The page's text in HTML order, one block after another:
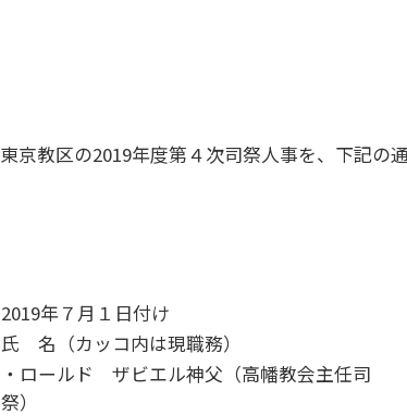
東京教区の2019年度第４次司祭人事を、下記の
2019年７月１日付け
氏 名（カッコ内は現職務）
・ロールド ザビエル神父（高幡教会主任司
祭）